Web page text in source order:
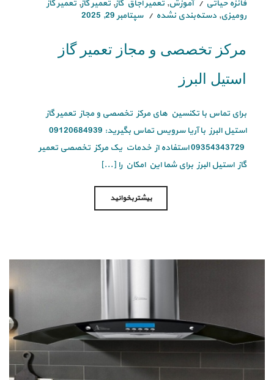
فائزه حیاتی آموزش, تعمیر اجاق گاز, تعمیر گاز, تعمیر گاز
رومیزی, دسته‌بندی نشده سپتامبر 29, 2025
مرکز تخصصی و مجاز تعمیر گاز
استیل البرز
برای تماس با تکنسین های مرکز تخصصی و مجاز تعمیر گاز
09354343729 استفاده از خدمات یک مرکز تخصصی تعمیر
گاز استیل البرز برای شما این امکان را [...]
بیشتر بخوانید